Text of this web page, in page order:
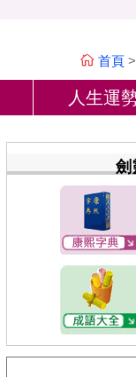
首頁 >
人生運
劍